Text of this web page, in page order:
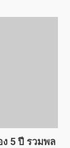
5 ปี รวมพล